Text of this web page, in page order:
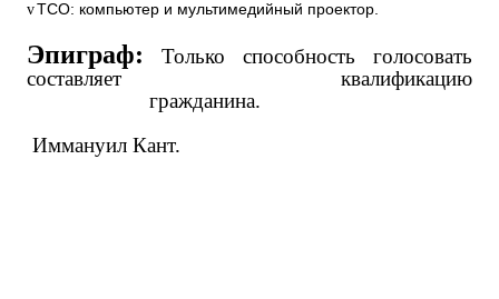
vТСО: компьютер и мультимедийный проектор.
Эпиграф: Только способность голосовать
составляет квалификацию
гражданина.
Иммануил Кант.